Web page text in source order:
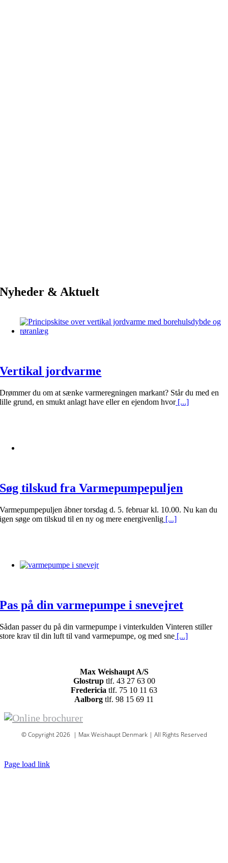
Nyheder & Aktuelt
Vertikal jordvarme
Drømmer du om at sænke varmeregningen markant? Står du med en
lille grund, en smukt anlagt have eller en ejendom hvor[...]
Søg tilskud fra Varmepumpepuljen
Varmepumpepuljen åbner torsdag d. 5. februar kl. 10.00. Nu kan du
igen søge om tilskud til en ny og mere energivenlig [...]
Pas på din varmepumpe i snevejret
Sådan passer du på din varmepumpe i vinterkulden Vinteren stiller
store krav til din luft til vand varmepumpe, og med sne [...]
Max Weishaupt A/S
Glostruptlf. 43 27 63 00
Fredericia tlf. 75 10 11 63
Aalborg tlf. 98 15 69 11
© Copyright 2026 | Max Weishaupt Denmark | All Rights Reserved
Page load link